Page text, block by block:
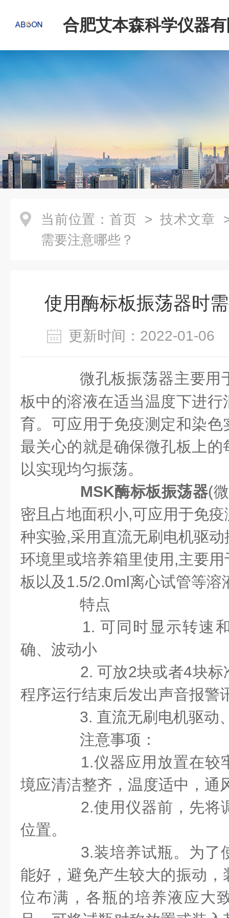
合肥艾本森科学仪器
当前位置： 首页 > 技术文章
需要注意哪些？
使用酶标板振荡器时
更新时间：2022-01-
微孔板振荡器主要用
板中的溶液在适当温度下进
育。可应用于免疫测定和染
最关心的就是确保微孔板上
以实现均匀振荡。
MSK酶标板振荡器(
密且占地面积小,可应用于免
种实验,采用直流无刷电机驱
环境里或培养箱里使用,主要
板以及1.5/2.0ml离心试管等溶
特点
1. 可同时显示转速和
确、波动小
2. 可放2块或者4块标
程序运行结束后发出声音报警
3. 直流无刷电机驱动
注意事项：
1.仪器应用放置在较
境应清洁整齐，温度适中，通
2.使用仪器前，先将
位置。
3.装培养试瓶。为了
能好，避免产生较大的振动
位布满，各瓶的培养液应大